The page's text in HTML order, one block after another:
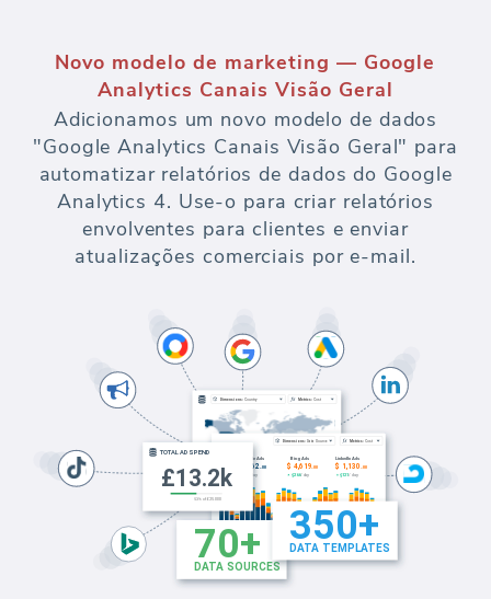
Novo modelo de marketing — Google
Analytics Canais Visão Geral
Adicionamos um novo modelo de dados
"Google Analytics Canais Visão Geral" para
automatizar relatórios de dados do Google
Analytics 4. Use-o para criar relatórios
envolventes para clientes e enviar
atualizações comerciais por e-mail.